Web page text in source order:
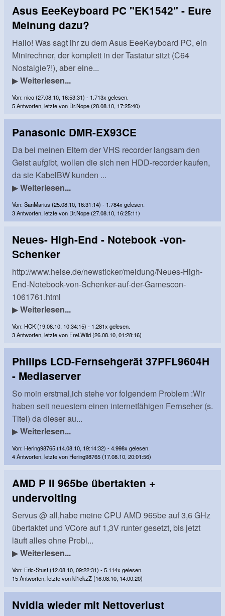
Asus EeeKeyboard PC "EK1542" - Eure
Meinung dazu?
Hallo! Was sagt ihr zu dem Asus EeeKeyboard PC, ein
Minirechner, der komplett in der Tastatur sitzt (C64
Nostalgie?!), aber eine...
▶Weiterlesen...
Von: nico (27.08.10, 16:53:31) - 1.713x gelesen.
5 Antworten, letzte von Dr.Nope (28.08.10, 17:25:40)
Panasonic DMR-EX93CE
Da bei meinen Eltern der VHS recorder langsam den
Geist aufgibt, wollen die sich nen HDD-recorder kaufen,
da sie KabelBW kunden ...
▶Weiterlesen...
Von: SanMarius (25.08.10, 16:31:14) - 1.784x gelesen.
3 Antworten, letzte von Dr.Nope (27.08.10, 16:25:11)
Neues- High-End - Notebook -von-
Schenker
http://www.heise.de/newsticker/meldung/Neues-High-
End-Notebook-von-Schenker-auf-der-Gamescon-
1061761.html
▶Weiterlesen...
Von: HCK (19.08.10, 10:34:15) - 1.281x gelesen.
3 Antworten, letzte von Frei.Wild (26.08.10, 01:28:16)
Philips LCD-Fernsehgerät 37PFL9604H
- Mediaserver
So moin erstmal,ich stehe vor folgendem Problem :Wir
haben seit neuestem einen internetfähigen Fernseher (s.
Titel) da dieser au...
▶Weiterlesen...
Von: Hering98765 (14.08.10, 19:14:32) - 4.998x gelesen.
4 Antworten, letzte von Hering98765 (17.08.10, 20:01:56)
AMD P II 965be übertakten +
undervolting
Servus @ all,habe meine CPU AMD 965be auf 3,6 GHz
übertaktet und VCore auf 1,3V runter gesetzt, bis jetzt
läuft alles ohne Probl...
▶Weiterlesen...
Von: Eric-Stust (12.08.10, 09:22:31) - 5.114x gelesen.
15 Antworten, letzte von kl1ckzZ (16.08.10, 14:00:20)
Nvidia wieder mit Nettoverlust